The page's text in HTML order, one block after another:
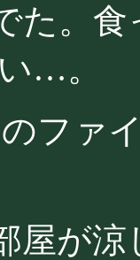
た。
…。
ファ
屋が